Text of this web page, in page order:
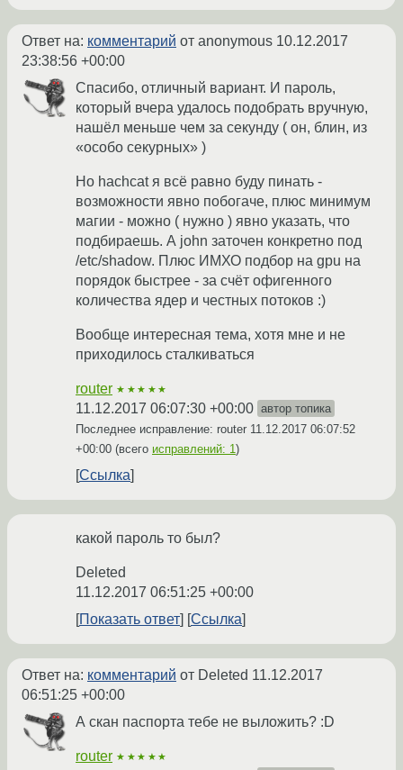
Ответ на: комментарий от anonymous 10.12.2017
23:38:56 +00:00
Спасибо, отличный вариант. И пароль,
который вчера удалось подобрать вручную,
нашёл меньше чем за секунду ( он, блин, из
«особо секурных» )
Но hachcat я всё равно буду пинать -
возможности явно побогаче, плюс минимум
магии - можно ( нужно ) явно указать, что
подбираешь. А john заточен конкретно под
/etc/shadow. Плюс ИМХО подбор на gpu на
порядок быстрее - за счёт офигенного
количества ядер и честных потоков :)
Вообще интересная тема, хотя мне и не
приходилось сталкиваться
router ★★★★★
11.12.2017 06:07:30 +00:00 автор топика
Последнее исправление: router 11.12.2017 06:07:52
+00:00 (всего исправлений: 1)
Ссылка
какой пароль то был?
Deleted
11.12.2017 06:51:25 +00:00
Показать ответ
Ссылка
Ответ на: комментарий от Deleted 11.12.2017
06:51:25 +00:00
А скан паспорта тебе не выложить? :D
router ★★★★★